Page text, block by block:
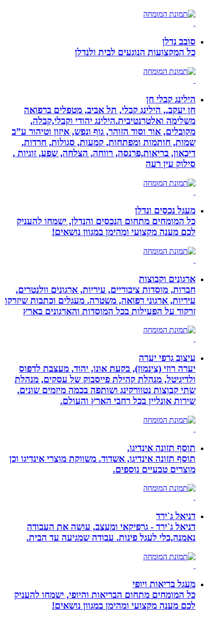
סובב נדלן
כל המקצועות הנוגעים לבית ולנדלן
הילינג קבלי חן
חן יעקב,, הילינג קבלי, תל אביב, מטפלים ברפואה
משלימה ואלטרנטיבית.הילינג יהודי וקבלי,קבלה,
מקובלים, אור וסוד הזוהר, גוף ונפש, איזון וטיהור ע”ב
שמות, חותמות ומפתחות, קמעות, סגולות, חרדות,
דיכאון, בריאות,פרנסה, רווחה, הצלחה, שפע, זוגיות ,
סילוק עין רעה
מעגל נכסים ונדלן
כל המומחים מתחום הנכסים והנדלן, ישמחו להעניק
לכם מענה מקצועי ומהימן במגוון נושאים!
ארגונים וקבוצות
חברות, מוסדות ציבוריים, עיריות, ארגונים וולנטרים,
עיריות, ארגוני רפואה, משטרה. מעגלים וכתבות שיזרקו
זרקור על הפעילות בכל המוסדות והארגונים בארץ
עיצוב גרפי יערה
יערה רוזי (צינמון), בקעת אונו, יהוד, מעצבת לדפוס
ולדיגיטל, מנהלת קהילת פייסבוק של עסקים, מנהלת
שתי קבוצות נטוורקינג ושותפה בכמה מיזמים שונים.
שירות אונליין בכל רחבי הארץ והעולם.
תוסף תזונה אינדיגו,
תוסף תזונה אינדיגו, אשדוד. משווקת מוצרי אינדיגו וכן
מוצרים טבעיים נוספים.
דניאל ג`ירד
דניאל ג`ירד - גרפיקאי ומעצב, עושה את העבודה
נאמנה,בלי לעגל פינות. עבודה שמגיעה עד הבית.
מעגל בריאות ויופי
כל המומחים מתחום הבריאות והיופי, ישמחו להעניק
לכם מענה מקצועי ומהימן במגוון נושאים!